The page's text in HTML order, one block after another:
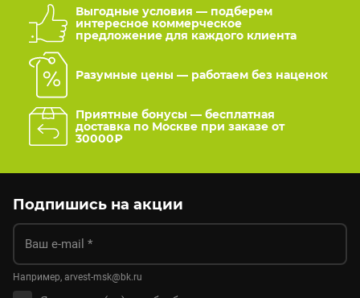
Выгодные условия — подберем
интересное коммерческое
предложение для каждого клиента
Разумные цены — работаем без наценок
Приятные бонусы — бесплатная
доставка по Москве при заказе от
30000₽
Подпишись на акции
Например, arvest-msk@bk.ru